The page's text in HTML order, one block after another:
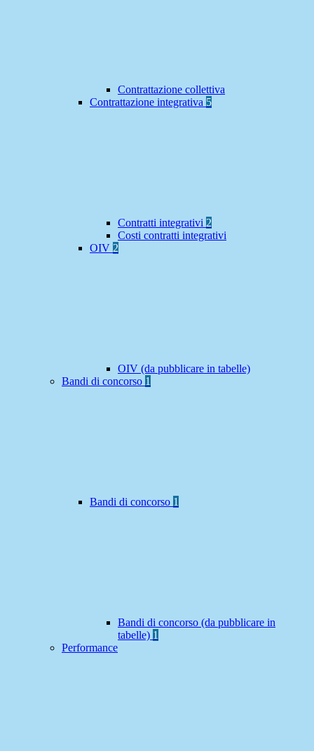
Contrattazione collettiva
Contrattazione integrativa 5
Contratti integrativi 2
Costi contratti integrativi
OIV 2
OIV (da pubblicare in tabelle)
Bandi di concorso 1
Bandi di concorso 1
Bandi di concorso (da pubblicare in
tabelle) 1
Performance